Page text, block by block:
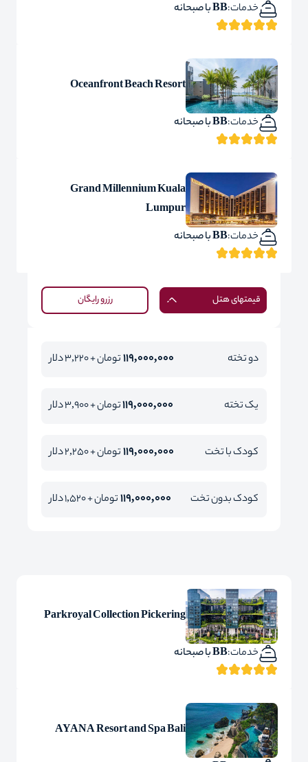
خدمات:BB با صبحانه
Oceanfront Beach Resort
خدمات:BB با صبحانه
Grand Millennium Kuala
Lumpur
خدمات:BB با صبحانه
رزرو رایگان قیمتهای هتل
دو تخته 119,000,000تومان + 3,220 دلار
یک تخته 119,000,000تومان + 3,900 دلار
کودک با تخت 119,000,000تومان + 2,250 دلار
کودک بدون تخت 119,000,000تومان + 1,520 دلار
Parkroyal Collection Pickering
خدمات:BB با صبحانه
AYANA Resort and Spa Bali